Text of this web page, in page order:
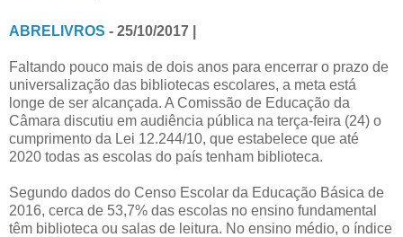
ABRELIVROS - 25/10/2017 |
Faltando pouco mais de dois anos para encerrar o prazo de
universalização das bibliotecas escolares, a meta está
longe de ser alcançada. A Comissão de Educação da
Câmara discutiu em audiência pública na terça-feira (24) o
cumprimento da Lei 12.244/10, que estabelece que até
2020 todas as escolas do país tenham biblioteca.
Segundo dados do Censo Escolar da Educação Básica de
2016, cerca de 53,7% das escolas no ensino fundamental
têm biblioteca ou salas de leitura. No ensino médio, o índice